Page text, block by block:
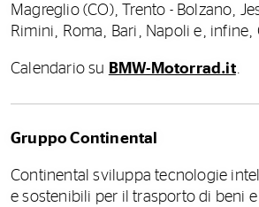
Magreglio (CO), Trento - Bolzano,
Rimini, Roma, Bari, Napoli e, infine,
Calendario su BMW-Motorrad.it.
Gruppo Continental
Continental sviluppa tecnologie
e sostenibili per il trasporto di beni